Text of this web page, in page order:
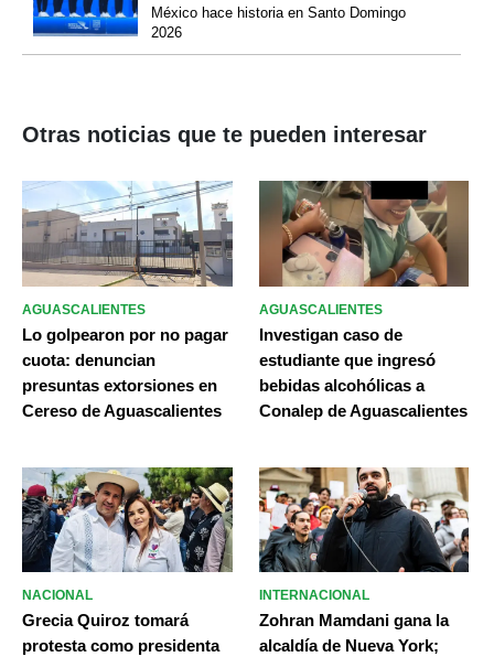
México hace historia en Santo Domingo
2026
Otras noticias que te pueden interesar
AGUASCALIENTES
Lo golpearon por no pagar
cuota: denuncian
presuntas extorsiones en
Cereso de Aguascalientes
AGUASCALIENTES
Investigan caso de
estudiante que ingresó
bebidas alcohólicas a
Conalep de Aguascalientes
NACIONAL
Grecia Quiroz tomará
protesta como presidenta
INTERNACIONAL
Zohran Mamdani gana la
alcaldía de Nueva York;